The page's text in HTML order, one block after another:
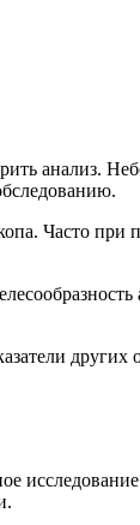
анализ.
Часто при
других